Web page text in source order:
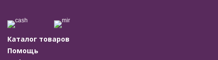
Каталог товаров
Помощь